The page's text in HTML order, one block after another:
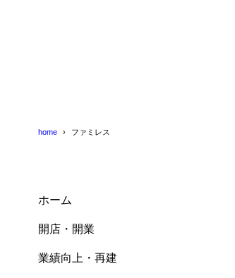
home ファミレス
ホーム
開店・開業
業績向上・再建